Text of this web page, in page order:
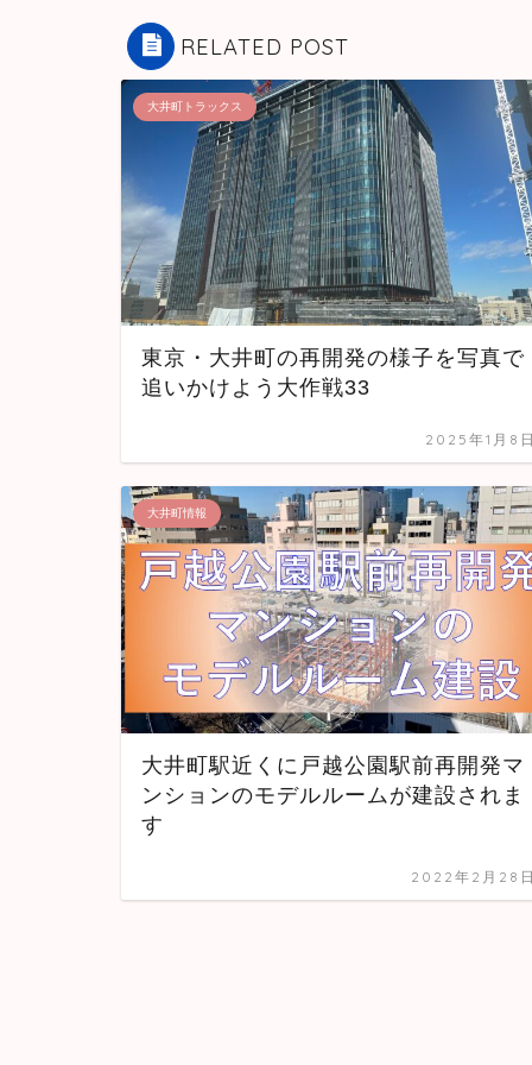
RELATED POST
大井町トラックス
東京・大井町の再開発の様子を写真で
追いかけよう大作戦33
2025年1月8
大井町情報
大井町駅近くに戸越公園駅前再開発マ
ンションのモデルルームが建設されま
す
2022年2月28